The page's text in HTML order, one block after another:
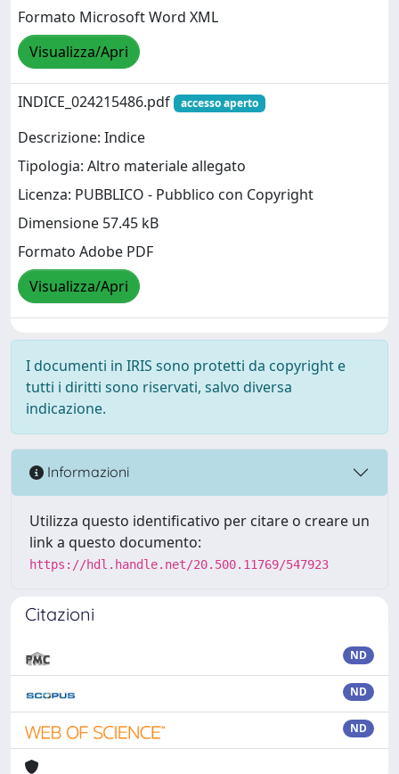
Formato Microsoft Word XML
Visualizza/Apri
INDICE_024215486.pdf accesso aperto
Descrizione: Indice
Tipologia: Altro materiale allegato
Licenza: PUBBLICO - Pubblico con Copyright
Dimensione 57.45 kB
Formato Adobe PDF
Visualizza/Apri
I documenti in IRIS sono protetti da copyright e
tutti i diritti sono riservati, salvo diversa
indicazione.
Informazioni
Utilizza questo identificativo per citare o creare un
link a questo documento:
https://hdl.handle.net/20.500.11769/547923
Citazioni
ND
ND
ND